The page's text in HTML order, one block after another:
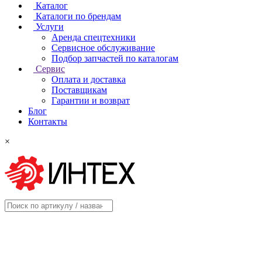
Каталог
Каталоги по брендам
Услуги
Аренда спецтехники
Сервисное обслуживание
Подбор запчастей по каталогам
Сервис
Оплата и доставка
Поставщикам
Гарантии и возврат
Блог
Контакты
×